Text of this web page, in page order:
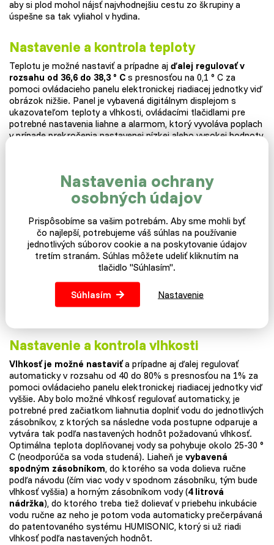
aby si plod mohol nájsť najvhodnejšiu cestu zo škrupiny a
úspešne sa tak vyliahol v hydina.
Nastavenie a kontrola teploty
Teplotu je možné nastaviť a prípadne aj ďalej regulovať v
rozsahu od 36,6 do 38,3 ° C s presnosťou na 0,1 ° C za
pomoci ovládacieho panelu elektronickej riadiacej jednotky viď
obrázok nižšie. Panel je vybavená digitálnym displejom s
ukazovateľom teploty a vlhkosti, ovládacími tlačidlami pre
potrebné nastavenia liahne a alarmom, ktorý vyvoláva poplach
v prípade prekročenia nastavenej nízkej alebo vysokej hodnoty.
chladenia vajec
Pri hydine, kde je potrebné v priebehu liahnutia ochladzovať a
následne rosiť vajcia, využijete
funkciu aktívneho
periodického chladenia, ktoré automaticky podľa nastavenia
dokáže znížiť v pravidelných intervaloch teplotu aj vlhkosť na
nízke hodnoty, a tým ochladiť vajcia a simulovať správanie
hydiny, ktorá počas liahnutia na určitú dobu opúšťa hniezdo,
aby sa napila a nasýtila. Na konci fázy ochladzovania si liaheň
automaticky zvýši vlhkosť, aby simulovala rosenie vajec, ku
ktorému dochádza v prírode tak, že sa hydina počas
prestávky namáča a následne takto mokrá nasadá späť na
Nastavenie a kontrola vlhkosti
Vlhkosť je možné nastaviťa prípadne aj ďalej regulovať
automaticky v rozsahu od 40 do 80% s presnosťou na 1% za
pomoci ovládacieho panelu elektronickej riadiacej jednotky viď
vyššie. Aby bolo možné vlhkosť regulovať automaticky, je
potrebné pred začiatkom liahnutia doplniť vodu do jednotlivých
zásobníkov, z ktorých sa následne voda postupne odparuje a
vytvára tak podľa nastavených hodnôt požadovanú vlhkosť.
Optimálna teplota doplňovanej vody sa pohybuje okolo 25-30 °
C (neodporúča sa voda studená). Liaheň je vybavená
spodným zásobníkom, do ktorého sa voda dolieva ručne
podľa návodu (čím viac vody v spodnom zásobníku, tým bude
vlhkosť vyššia) a horným zásobníkom vody (4 litrová
nádržka), do ktorého treba tiež dolievať v priebehu inkubácie
vodu ručne az neho je potom voda automaticky prečerpávaná
do patentovaného systému HUMISONIC, ktorý si už riadi
vlhkosť podľa nastavených hodnôt.
Nastavenia ochrany
osobných údajov
Prispôsobíme sa vašim potrebám. Aby sme mohli byť
čo najlepší, potrebujeme váš súhlas na používanie
jednotlivých súborov cookie a na poskytovanie údajov
tretím stranám. Súhlas môžete udeliť kliknutím na
tlačidlo "Súhlasím".
Súhlasím Nastavenie